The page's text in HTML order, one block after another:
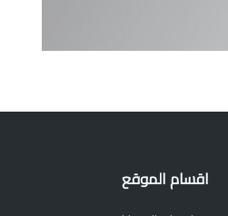
اقسام الموقع